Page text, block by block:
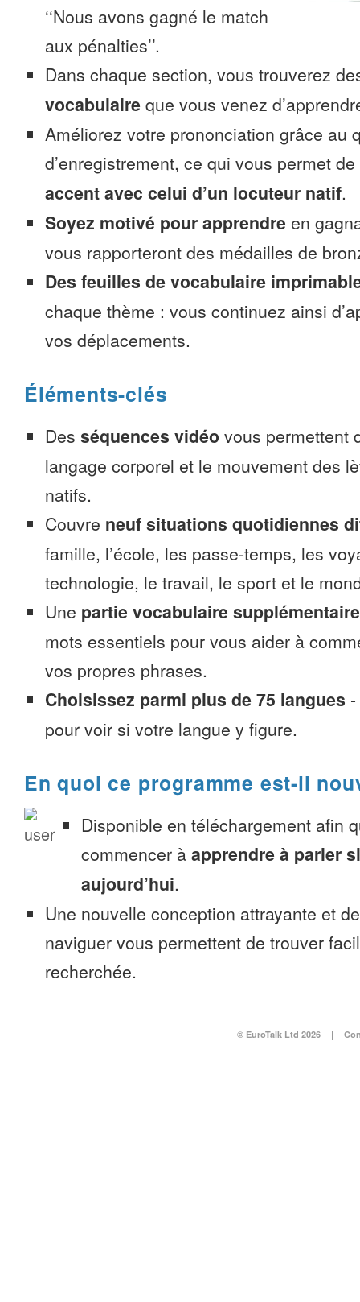
‘‘Nous avons gagné le match
aux pénalties’’.
Dans chaque section, vous trouverez
vocabulaire que vous venez
Améliorez votre prononciation grâce au
d’enregistrement, ce qui vous permet de
accent avec celui d’un locuteur natif.
Soyez motivé pour apprendre en
vous rapporteront des médailles de
Des feuilles de vocabulaire
chaque thème : vous continuez ainsi
vos déplacements.
Éléments-clés
Des séquences vidéo vous permettent
langage corporel et le mouvement des
natifs.
Couvre neuf situations quotidiennes
famille, l’école, les passe-temps, les
technologie, le travail, le sport et le
Une partie vocabulaire supplémentaire
mots essentiels pour vous aider à
vos propres phrases.
Choisissez parmi plus de 75 langues -
pour voir si votre langue y figure.
En quoi ce programme est-il
Disponible en téléchargement afin
commencer à apprendre à parler
aujourd’hui.
Une nouvelle conception attrayante et
naviguer vous permettent de trouver
recherchée.
© EuroTalk Ltd 2026 |